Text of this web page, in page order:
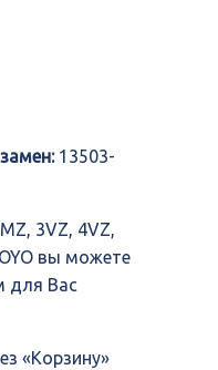
13503-
3VZ, 4VZ,
вы можете
для Вас
«Корзину»